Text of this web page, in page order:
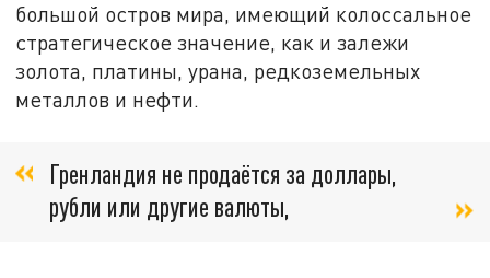
большой остров мира, имеющий колоссальное
стратегическое значение, как и залежи
золота, платины, урана, редкоземельных
металлов и нефти.
Гренландия не продаётся за доллары,
рубли или другие валюты,